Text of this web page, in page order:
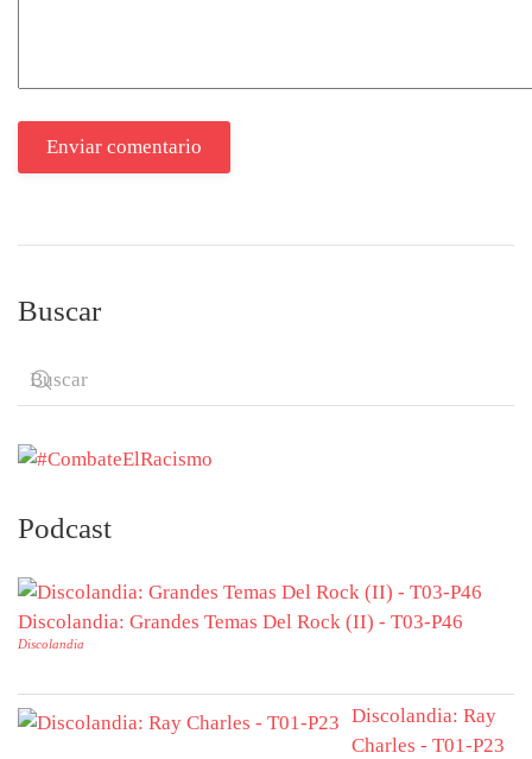
Enviar comentario
Buscar
Podcast
Discolandia: Grandes Temas Del Rock (II) - T03-P46
Discolandia
Discolandia: Ray
Charles - T01-P23